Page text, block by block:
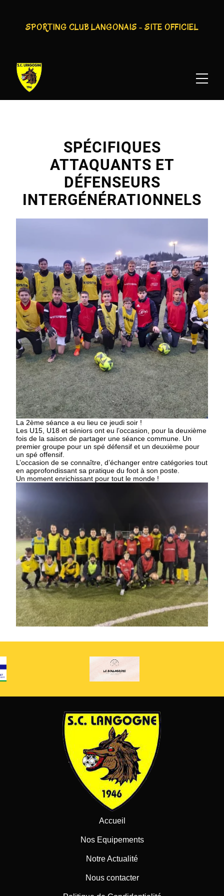
SPORTING CLUB LANGONAIS - SITE OFFICIEL
SPÉCIFIQUES
ATTAQUANTS ET
DÉFENSEURS
INTERGÉNÉRATIONNELS
La 2ème séance a eu lieu ce jeudi soir !
Les U15, U18 et séniors ont eu l’occasion, pour la deuxième
fois de la saison de partager une séance commune. Un
premier groupe pour un spé défensif et un deuxième pour
un spé offensif.
L’occasion de se connaître, d’échanger entre catégories tout
en approfondissant sa pratique du foot à son poste.
Un moment enrichissant pour tout le monde !
Accueil
Nos Equipements
Notre Actualité
Nous contacter